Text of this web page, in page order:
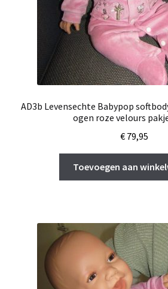
AD3b Levensechte Babypop
ogen roze velours
€79,95
Toevoegen aan